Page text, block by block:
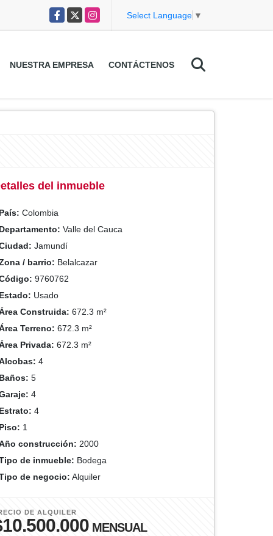
Facebook
X Instagram Select Language ▼
NUESTRA EMPRESA CONTÁCTENOS
del inmueble
Colombia
Valle del Cauca
Jamundí
/ barrio: Belalcazar
9760762
Usado
Construida: 672.3 m²
Terreno: 672.3 m²
Privada: 672.3 m²
4
5
4
4
1
construcción: 2000
de inmueble: Bodega
de negocio: Alquiler
DE ALQUILER
MENSUAL